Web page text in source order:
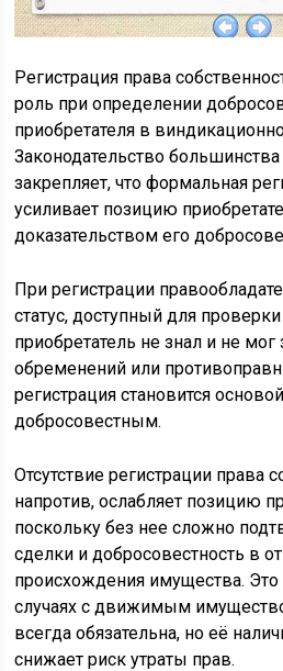
Регистрация права
роль при определении
приобретателя в
Законодательство
закрепляет, что формальная
усиливает позицию
доказательством его
При регистрации
статус, доступный для
приобретатель не знал и не мог
обременений или
регистрация становится
добросовестным.
Отсутствие регистрации права
напротив, ослабляет позицию
поскольку без нее сложно
сделки и добросовестность в
происхождения имущества. Это
случаях с движимым
всегда обязательна, но её
снижает риск утраты прав.